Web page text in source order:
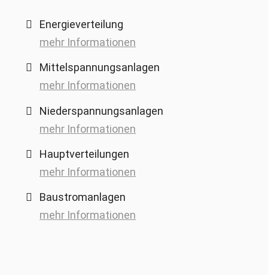
Energie­verteilung
mehr Informationen
Mittelspannungs­anlagen
mehr Informationen
Niederspannungs­anlagen
mehr Informationen
Hauptver­teilungen
mehr Informationen
Baustrom­anlagen
mehr Informationen